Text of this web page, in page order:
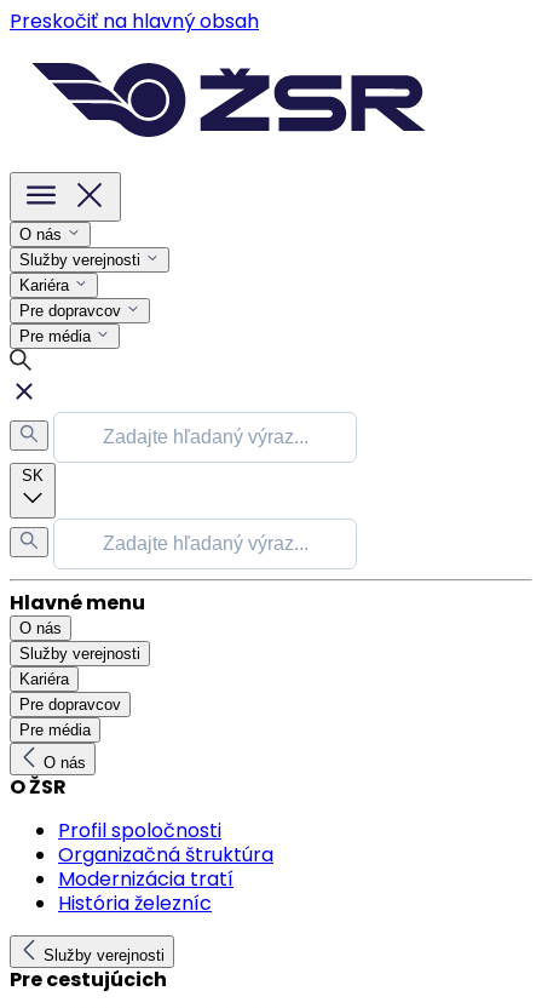
Preskočiť na hlavný obsah
O nás
Služby verejnosti
Kariéra
Pre dopravcov
Pre média
SK
Hlavné menu
O nás
Služby verejnosti
Kariéra
Pre dopravcov
Pre média
O nás
O ŽSR
Profil spoločnosti
Organizačná štruktúra
Modernizácia tratí
História železníc
Služby verejnosti
Pre cestujúcich